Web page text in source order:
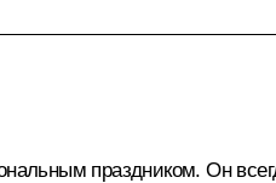
праздником. Он